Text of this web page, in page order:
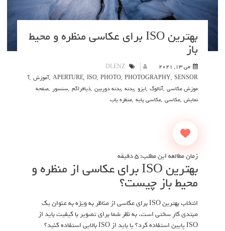
بهترین ISO برای عکاسی منظره و محیط
باز
می 13, 2021
DLENZ
APERTURE, ISO, PHOTO, PHOTOGRAPHY, SENSOR
,آموزش ,آ
موزش عکاسی ,آنالوگ ,ایزو ,بدنه ,بدنه دوربین ,ذیافراگم ,سنسور ,صفحه
نمایش ,عکاسی ,عکاسی پایه ,منظره یاب
زمان مطالعه این مطلب:5دقیقه
بهترین ISO برای عکاسی از منظره و
محیط باز چیست؟
انتخاب بهترین ISO برای عکاسی از مناظر به ویژه به عنوان یک
مبتدی کار سختی است. به نظر شما برای تصویر با کیفیت باید از
ISO پایین استفاده کرد؟ یا باید از ISO بالایی استفاده کنید؟